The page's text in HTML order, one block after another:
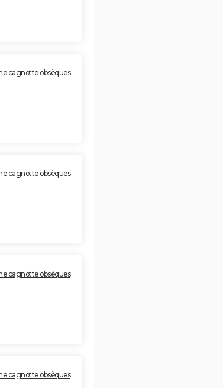
cagnotte obsèques
cagnotte obsèques
cagnotte obsèques
cagnotte obsèques